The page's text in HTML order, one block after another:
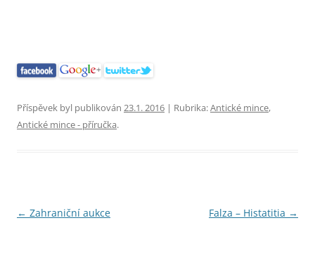
Příspěvek byl publikován 23.1. 2016 | Rubrika:Antické mince,
Antické mince - příručka.
Navigace
← Zahraniční aukce Falza – Histatitia →